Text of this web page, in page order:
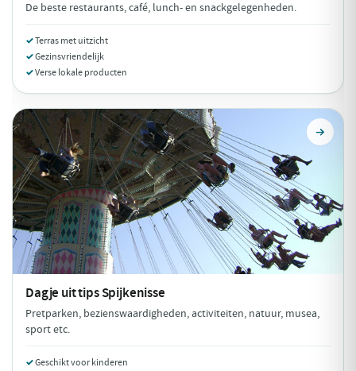
De beste restaurants, café, lunch- en snackgelegenheden.
Terras met uitzicht
Gezinsvriendelijk
Verse lokale producten
Dagje uit tipsSpijkenisse
Pretparken, bezienswaardigheden, activiteiten, natuur, musea,
sport etc.
Geschikt voor kinderen